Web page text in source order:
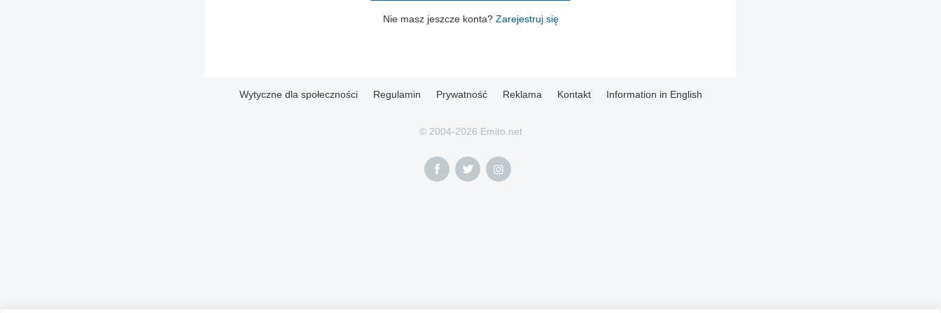
Nie masz jeszcze konta? Zarejestruj się
Wytyczne dla społeczności Regulamin Prywatność Reklama Kontakt Information in English
© 2004-2026 Emito.net